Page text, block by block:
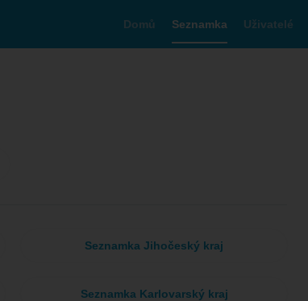
Domů Seznamka Uživatelé
Seznamka Jihočeský kraj
Seznamka Karlovarský kraj